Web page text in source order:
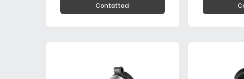
Contattaci